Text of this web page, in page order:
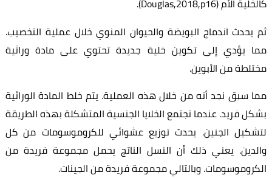
ثم يحدث اندماج البويضة والحيوان المنوي خلال عملية التخصيب.
مما يؤدي إلى تكوين خلية جديدة تحتوي على مادة وراثية
مختلطة من الأبوين.
مما سبق نجد أنه من خلال هذه العملية. يتم خلط المادة الوراثية
بشكل فريد. عندما تجتمع الخلايا الجنسية المتشكلة بهذه الطريقة
لتشكيل الجنين. يحدث توزيع عشوائي للكروموسومات من كل
والدين. يعني ذلك أن النسل الناتج يحمل مجموعة فريدة من
الكروموسومات. وبالتالي مجموعة فريدة من الجينات.